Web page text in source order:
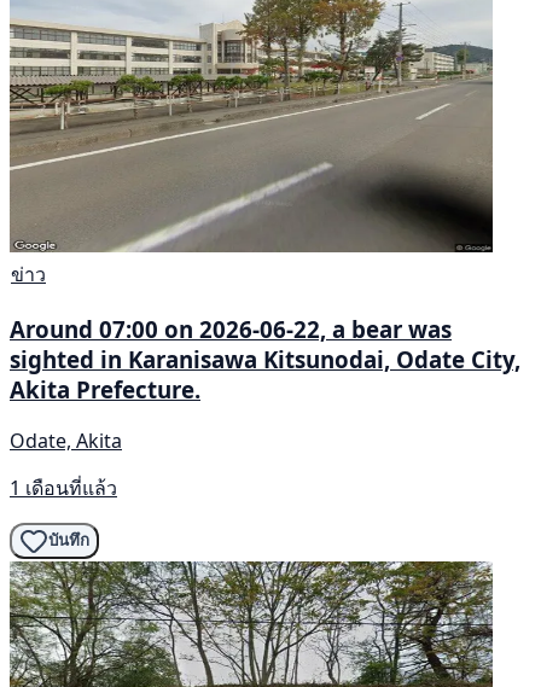
ข่าว
Around 07:00 on 2026-06-22, a bear was
sighted in Karanisawa Kitsunodai, Odate City,
Akita Prefecture.
Odate, Akita
1 เดือนที่แล้ว
บันทึก